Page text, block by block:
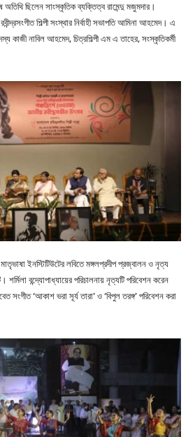
ছিলেন সাংস্কৃতিক ব্যক্তিত্ব রামেন্দু মজুমদার।
শিল্পী সংস্থার নির্বাহী সভাপতি আমিনা আহমেদ। এ
নাবিল আহমেদ, চিত্রশিল্পী এম এ তাহের, সংস্কৃতিকর্মী
ইনস্টিটিউটের লবিতে মঙ্গলপ্রদীপ প্রজ্বালন ও নৃত্য
বন্দ্যোপাধ্যায়ের পরিচালনায় নৃত্যটি পরিবেশন করেন
সংগীত ‘আকাশ ভরা সূর্য তারা’ ও ‘বিপুল তরঙ্গ’ পরিবেশন করা